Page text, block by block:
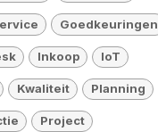
Goedkeuringen
Inkoop IoT
Kwaliteit Planning
Project